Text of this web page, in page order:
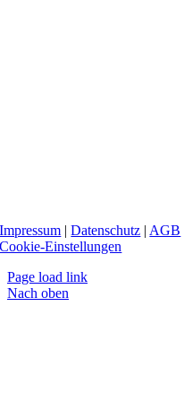
Impressum |Datenschutz | AGB
Cookie-Einstellungen
Page load link
Nach oben